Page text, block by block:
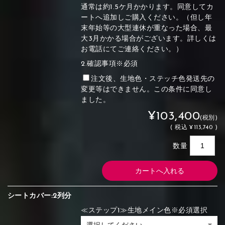
通常は約1.5ケ月かかります。同意してカ
ートへ追加しご購入ください。（但し年
末年始等の大型連休が重なった場合、最
大3月かかる場合がございます。詳しくは
お電話にてご連絡ください。）
2.確認事項※必須
注文後、生地色・ステッチ色発送先の
変更等はできません。この条件に同意し
ました。
¥103,400(税別)
(税込 ¥113,740 )
数量
シートカバー:2列分
≪ステップ1≫生地メイン色※必須選択